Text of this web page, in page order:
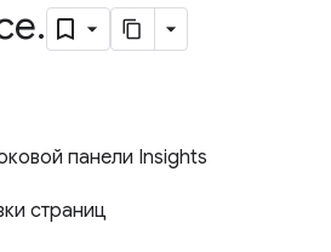
.
панели Insights
страниц